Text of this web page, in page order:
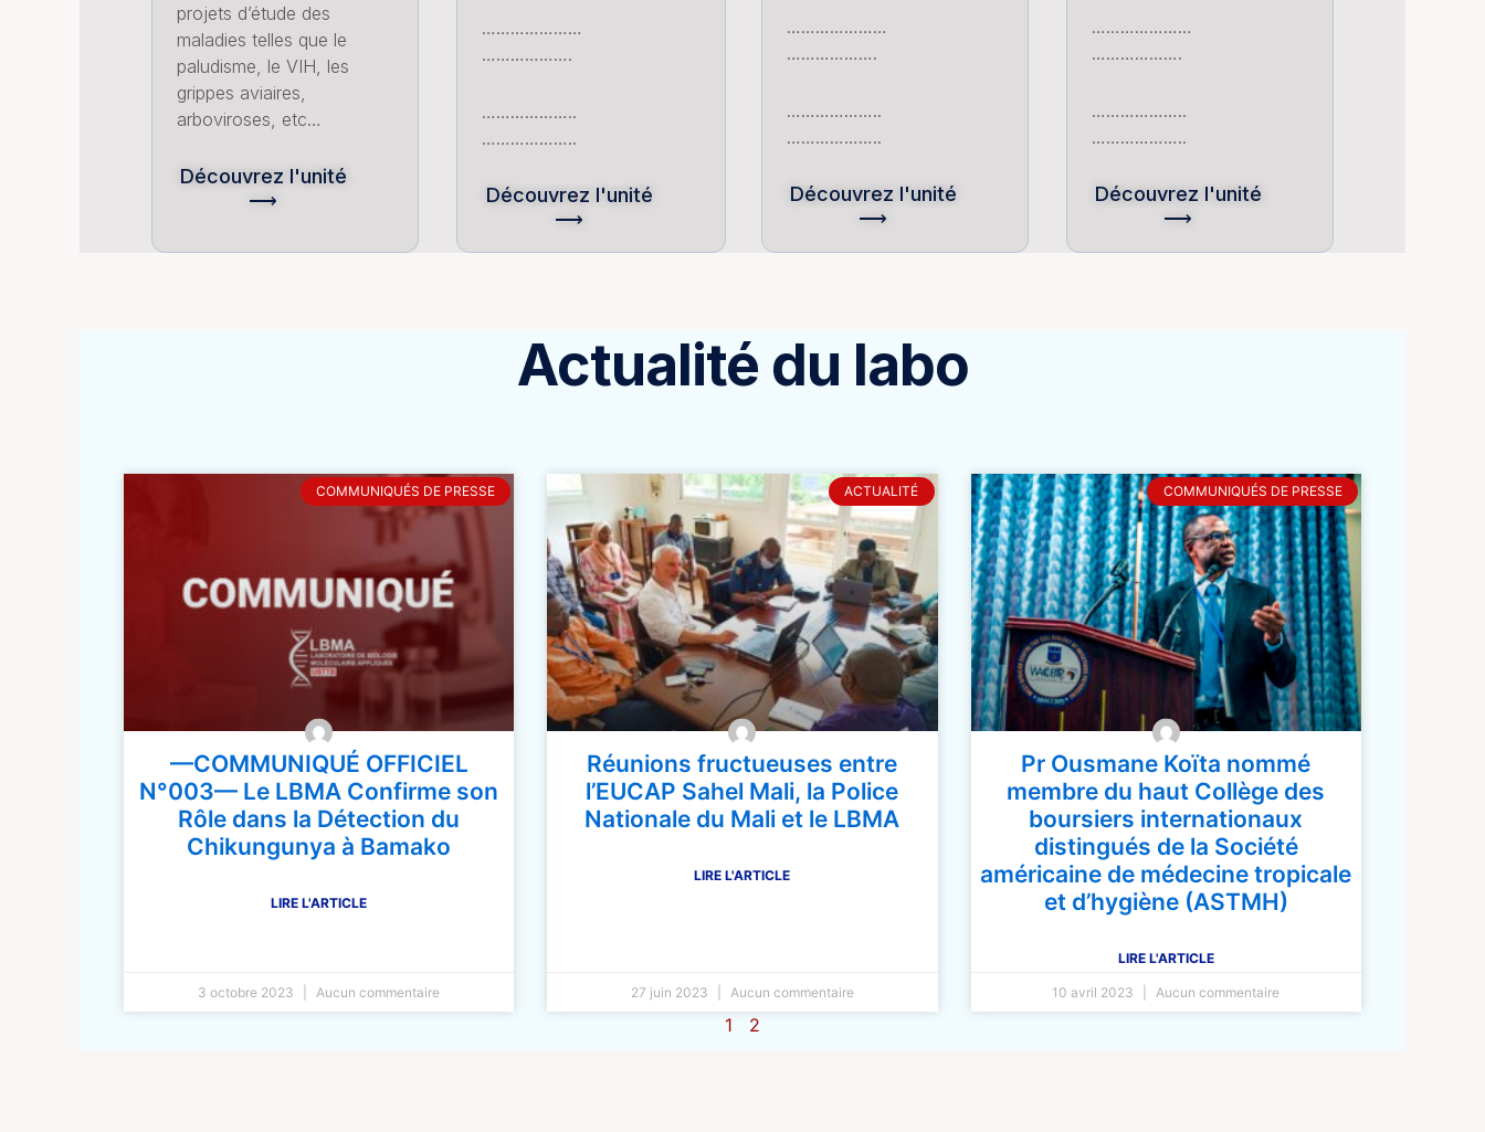
projets d’étude des
maladies telles que le
paludisme, le VIH, les
grippes aviaires,
arboviroses, etc…
Découvrez l'unité
⟶
…………………
……………….
………………..
………………..
Découvrez l'unité
⟶
…………………
……………….
………………..
………………..
Découvrez l'unité
⟶
…………………
……………….
………………..
………………..
Découvrez l'unité
⟶
Actualité du labo
COMMUNIQUÉS DE PRESSE
—COMMUNIQUÉ OFFICIEL
N°003— Le LBMA Confirme son
Rôle dans la Détection du
Chikungunya à Bamako
LIRE L'ARTICLE
3 octobre 2023 Aucun commentaire
ACTUALITÉ
Réunions fructueuses entre
l’EUCAP Sahel Mali, la Police
Nationale du Mali et le LBMA
LIRE L'ARTICLE
27 juin 2023 Aucun commentaire
COMMUNIQUÉS DE PRESSE
Pr Ousmane Koïta nommé
membre du haut Collège des
boursiers internationaux
distingués de la Société
américaine de médecine tropicale
et d’hygiène (ASTMH)
LIRE L'ARTICLE
10 avril 2023 Aucun commentaire
1 2